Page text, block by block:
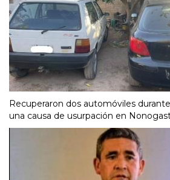
Recuperaron dos automóviles
una causa de usurpación en